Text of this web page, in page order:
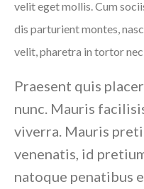
velit eget mollis. Cum
dis parturient montes,
velit, pharetra in tortor
Praesent quis
nunc. Mauris
viverra. Mauris
venenatis, id
natoque penatibus